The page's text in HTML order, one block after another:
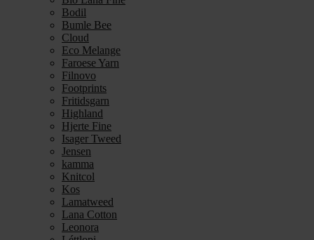
Bodil
Bumle Bee
Cloud
Eco Melange
Faroese Yarn
Filnovo
Footprints
Fritidsgarn
Highland
Hjerte Fine
Isager Tweed
Jensen
kamma
Knitcol
Kos
Lamatweed
Lana Cotton
Leonora